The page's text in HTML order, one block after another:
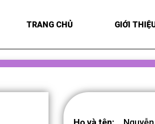
TRANG CHỦ GIỚI